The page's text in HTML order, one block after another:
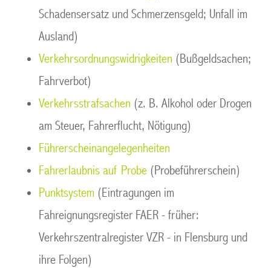
Schadensersatz und Schmerzensgeld; Unfall im
Ausland)
Verkehrsordnungswidrigkeiten (Bußgeldsachen;
Fahrverbot)
Verkehrsstrafsachen (z. B. Alkohol oder Drogen
am Steuer, Fahrerflucht, Nötigung)
Führerscheinangelegenheiten
Fahrerlaubnis auf Probe (Probeführerschein)
Punktsystem (Eintragungen im
Fahreignungsregister FAER - früher:
Verkehrszentralregister VZR - in Flensburg und
ihre Folgen)